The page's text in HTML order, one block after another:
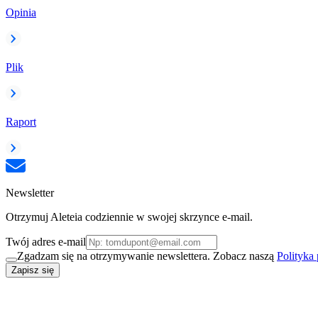
Opinia
Plik
Raport
Newsletter
Otrzymuj Aleteia codziennie w swojej skrzynce e-mail.
Twój adres e-mail
Zgadzam się na otrzymywanie newslettera. Zobacz naszą Polityka
Zapisz się